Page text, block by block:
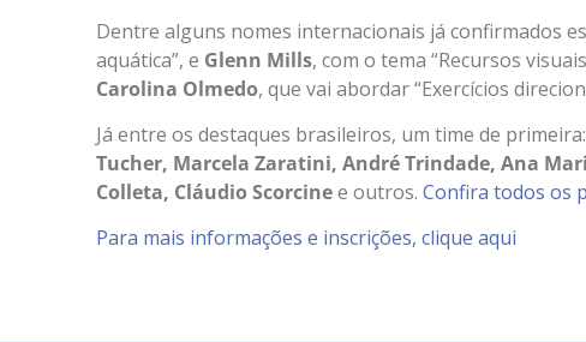
Dentre alguns nomes internacionais já confirmados
aquática”, e Glenn Mills, com o tema “Recursos
Carolina Olmedo, que vai abordar “Exercícios
Já entre os destaques brasileiros, um time de primeira:
Tucher, Marcela Zaratini, André Trindade, Ana
Colleta, Cláudio Scorcinee outros. Confira todos os
Para mais informações e inscrições, clique aqui